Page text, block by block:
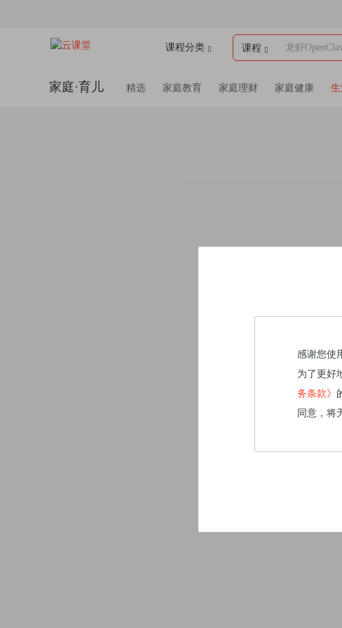
课程分类 课程 龙虾
家庭·育儿 精选 家庭教育 家庭理财 家庭健康
感谢您使
为了更好
务条款》
同意，将